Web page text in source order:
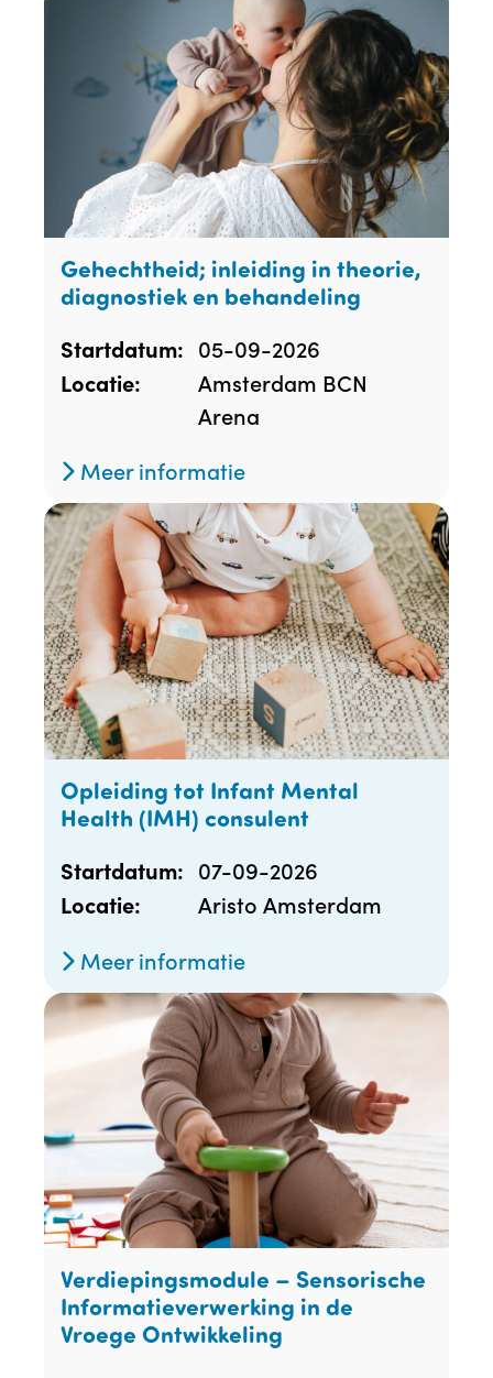
Gehechtheid; inleiding in theorie,
diagnostiek en behandeling
Startdatum: 05-09-2026
Locatie:
Amsterdam BCN
Arena
Meer informatie
Opleiding tot Infant Mental
Health (IMH) consulent
Startdatum: 07-09-2026
Locatie:
Aristo Amsterdam
Meer informatie
Verdiepingsmodule – Sensorische
Informatieverwerking in de
Vroege Ontwikkeling